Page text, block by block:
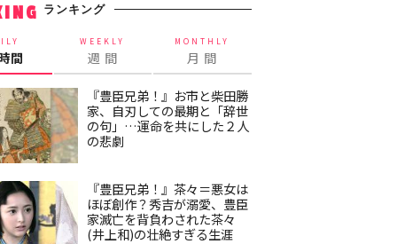
ランキング
間
WEEKLY
週 間
MONTHLY
月 間
『豊臣兄弟！』お市と柴田勝
家、自刃しての最期と「辞世
の句」…運命を共にした２人
の悲劇
『豊臣兄弟！』茶々＝悪女は
ほぼ創作？秀吉が溺愛、豊臣
家滅亡を背負わされた茶々
(井上和)の壮絶すぎる生涯